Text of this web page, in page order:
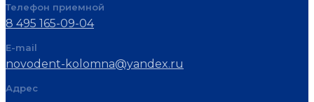
Телефон приемной
8 495 165-09-04
E-mail
novodent-kolomna@yandex.ru
Адрес